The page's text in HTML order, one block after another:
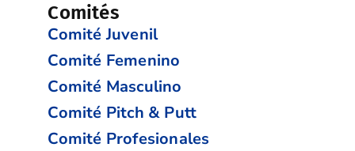
Comités
Comité Juvenil
Comité Femenino
Comité Masculino
Comité Pitch & Putt
Comité Profesionales